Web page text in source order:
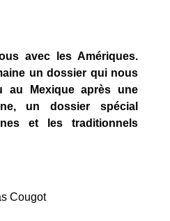
avec les Amériques.
un dossier qui nous
au Mexique après une
un dossier spécial
et les traditionnels
Cougot